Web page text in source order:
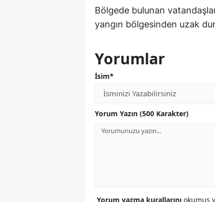
Bölgede bulunan
yangın bölgesinden uzak
Yorumlar
İsim*
Yorum Yazın (500 Karakter)
Yorum yazma kurallarını okumuş